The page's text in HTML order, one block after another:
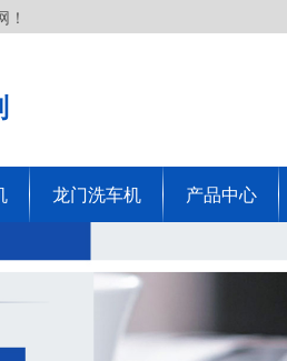
龙门洗车机 产品中心